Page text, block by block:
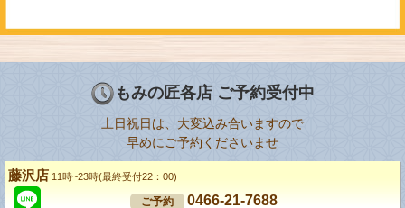
もみの匠各店 ご予約受付中
土日祝日は、大変込み合いますので
早めにご予約くださいませ
藤沢店 11時~23時(最終受付22：00)
ご予約 0466-21-7688